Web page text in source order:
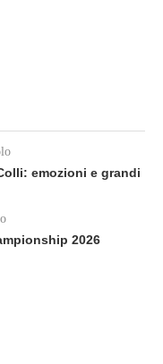
emozioni e grandi
2026